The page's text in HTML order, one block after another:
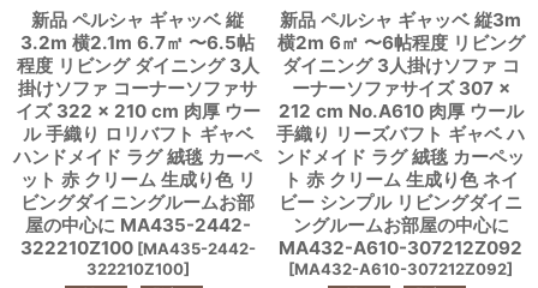
新品 ペルシャ ギャッベ 縦
3.2m 横2.1m 6.7㎡ 〜6.5帖
程度 リビング ダイニング 3人
掛けソファ コーナーソファサ
イズ 322 × 210 cm 肉厚 ウー
ル 手織り ロリバフト ギャベ
ハンドメイド ラグ 絨毯 カーペ
ット 赤 クリーム 生成り色 リ
ビングダイニングルームお部
屋の中心に MA435-2442-
322210Z100 [MA435-2442-
322210Z100]
新品 ペルシャ ギャッベ 縦3m
横2m 6㎡ 〜6帖程度 リビング
ダイニング 3人掛けソファ コ
ーナーソファサイズ 307 ×
212 cm No.A610 肉厚 ウール
手織り リーズバフト ギャベ ハ
ンドメイド ラグ 絨毯 カーペッ
ト 赤 クリーム 生成り色 ネイ
ビー シンプル リビングダイニ
ングルームお部屋の中心に
MA432-A610-307212Z092
[MA432-A610-307212Z092]